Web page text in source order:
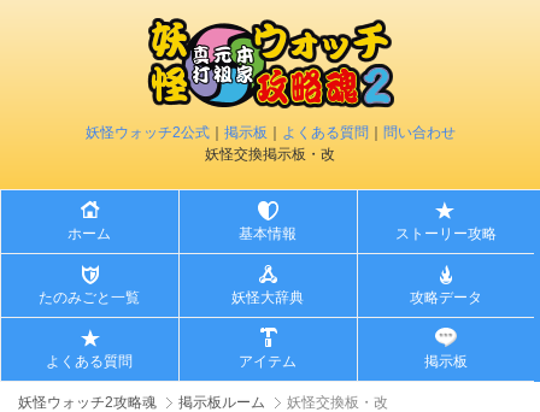
妖怪ウォッチ2公式｜ 掲示板 よくある質問
問い合わせ
妖怪交換掲示板・改
ホーム 基本情報 ストーリー攻略
たのみごと一覧 妖怪大辞典 攻略データ
よくある質問 アイテム 掲示板
妖怪ウォッチ2攻略魂 掲示板ルーム 妖怪交換板・改